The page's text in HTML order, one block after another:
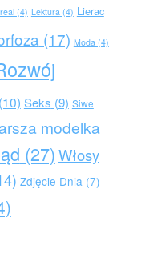
(4) Lektura(4) Lierac
(17) Moda(4)
(10) Seks (9) Siwe
modelka
(27)Włosy
Zdjęcie Dnia(7)